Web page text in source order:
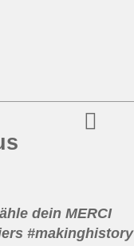
dein MERCI
#makinghistory